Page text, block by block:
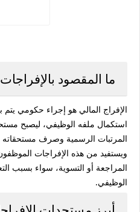
ما المقصود بالإفراجات
الإفراج المالي هو إجراء حكومي يتم
استكمال ملفه الوظيفي، ليصبح
المرتبات الرسمية وصرف مستحقاته
ويستفيد من هذه الإفراجات
المراجعة أو التسوية، سواء بسبب
الوظيفي.